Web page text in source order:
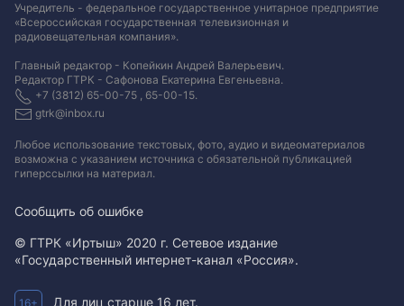
Учредитель - федеральное государственное унитарное предприятие
«Всероссийская государственная телевизионная и
радиовещательная компания».
Главный редактор - Копейкин Андрей Валерьевич.
Редактор ГТРК - Сафонова Екатерина Евгеньевна.
+7 (3812) 65-00-75 , 65-00-15.
gtrk@inbox.ru
Любое использование текстовых, фото, аудио и видеоматериалов
возможна с указанием источника с обязательной публикацией
гиперссылки на материал.
Сообщить об ошибке
© ГТРК «Иртыш» 2020 г. Сетевое издание
«Государственный интернет-канал «Россия».
16+ Для лиц старше 16 лет.